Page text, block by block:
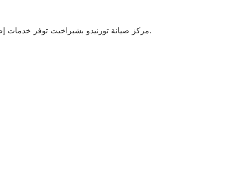
مركز صيانة تورنيدو بشبراخيت توفر خدمات إصلاح احترافية باستخدام قطع غيار أصلية وشهادات ضمان معتمدة، مما يضمن الأداء المثالي وطول عمر الأجهزة.